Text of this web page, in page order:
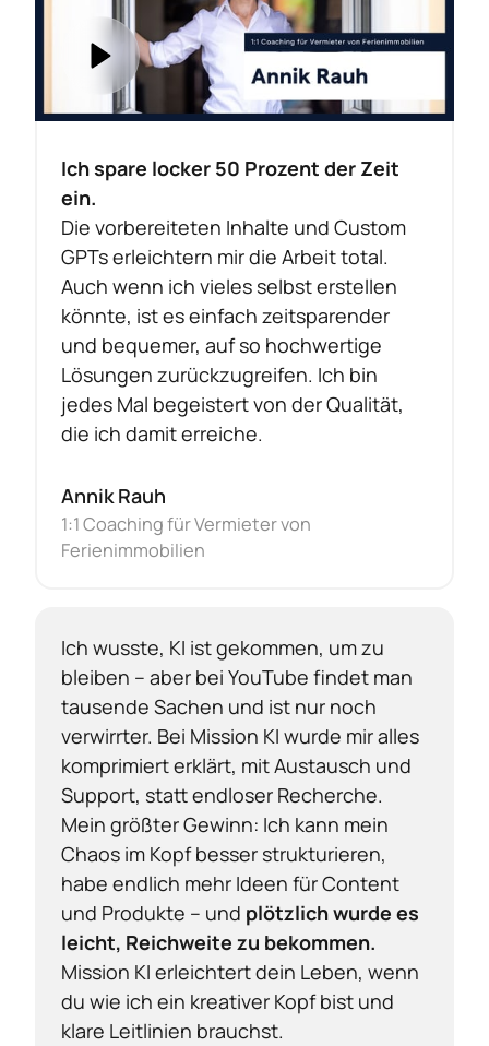
Ich spare locker 50 Prozent der Zeit
ein.
Die vorbereiteten Inhalte und Custom
GPTs erleichtern mir die Arbeit total.
Auch wenn ich vieles selbst erstellen
könnte, ist es einfach zeitsparender
und bequemer, auf so hochwertige
Lösungen zurückzugreifen. Ich bin
jedes Mal begeistert von der Qualität,
die ich damit erreiche.
Annik Rauh
1:1 Coaching für Vermieter von
Ferienimmobilien
Ich wusste, KI ist gekommen, um zu
bleiben – aber bei YouTube findet man
tausende Sachen und ist nur noch
verwirrter. Bei Mission KI wurde mir alles
komprimiert erklärt, mit Austausch und
Support, statt endloser Recherche.
Mein größter Gewinn: Ich kann mein
Chaos im Kopf besser strukturieren,
habe endlich mehr Ideen für Content
und Produkte – und plötzlich wurde es
Mission KI erleichtert dein Leben, wenn
du wie ich ein kreativer Kopf bist und
klare Leitlinien brauchst.